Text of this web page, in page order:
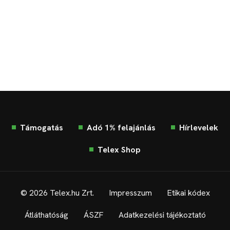
Támogatás Adó 1% felajánlás Hírlevelek
Telex Shop
© 2026 Telex.hu Zrt. Impresszum Etikai kódex
Átláthatóság ÁSZF Adatkezelési tájékoztató